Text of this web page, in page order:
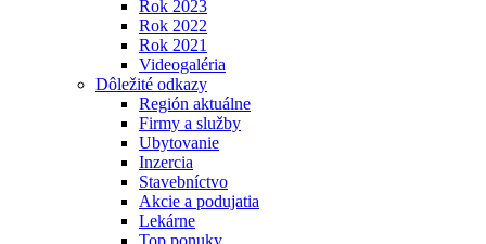
Rok 2023
Rok 2022
Rok 2021
Videogaléria
Dôležité odkazy
Región aktuálne
Firmy a služby
Ubytovanie
Inzercia
Stavebníctvo
Akcie a podujatia
Lekárne
Top ponuky